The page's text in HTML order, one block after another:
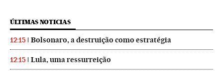
ÚLTIMAS NOTICIAS
12:15 Bolsonaro, a destruição como estratégia
12:15 Lula, uma ressurreição